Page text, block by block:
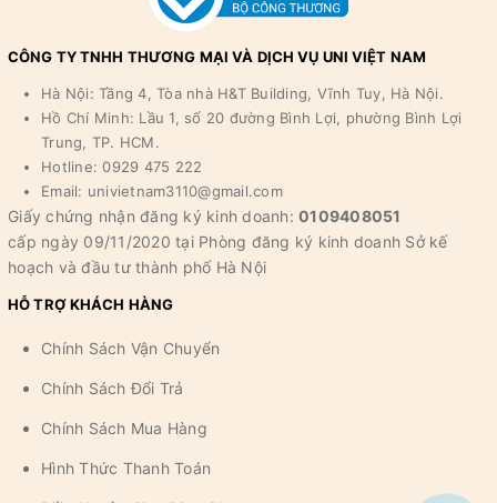
CÔNG TY TNHH THƯƠNG MẠI VÀ DỊCH VỤ UNI VIỆT NAM
Hà Nội: Tầng 4, Tòa nhà H&T Building, Vĩnh Tuy, Hà Nội.
Hồ Chí Minh: Lầu 1, số 20 đường Bình Lợi, phường Bình Lợi
Trung, TP. HCM.
Hotline: 0929 475 222
Email: univietnam3110@gmail.com
Giấy chứng nhận đăng ký kinh doanh: 0109408051
cấp ngày 09/11/2020 tại Phòng đăng ký kinh doanh Sở kế
hoạch và đầu tư thành phố Hà Nội
HỖ TRỢ KHÁCH HÀNG
Chính Sách Vận Chuyển
Chính Sách Đổi Trả
Chính Sách Mua Hàng
Hình Thức Thanh Toán